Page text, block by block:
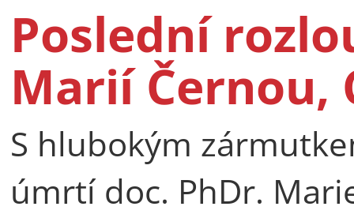
Poslední
Marií Černou,
S hlubokým
úmrtí doc. PhDr.